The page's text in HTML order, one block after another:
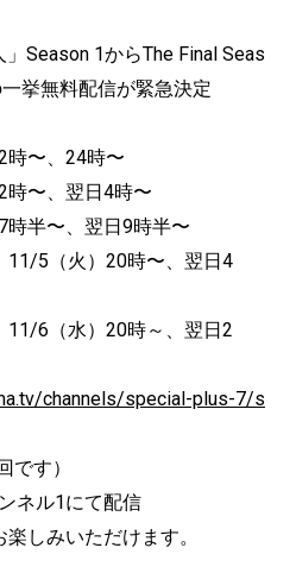
Season 1からThe Final Seas
挙無料配信が緊急決定
〜、24時〜
〜、翌日4時〜
半〜、翌日9時半〜
5（火）20時〜、翌日4
6（水）20時～、翌日2
channels/special-plus-7/s
です）
ネル1にて配信
しみいただけます。